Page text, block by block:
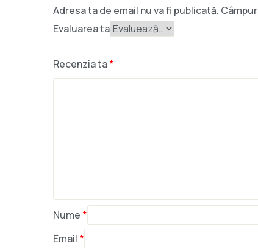
Adresa ta de email nu va fi publicată.
Evaluarea ta
Recenzia ta*
Nume *
Email *